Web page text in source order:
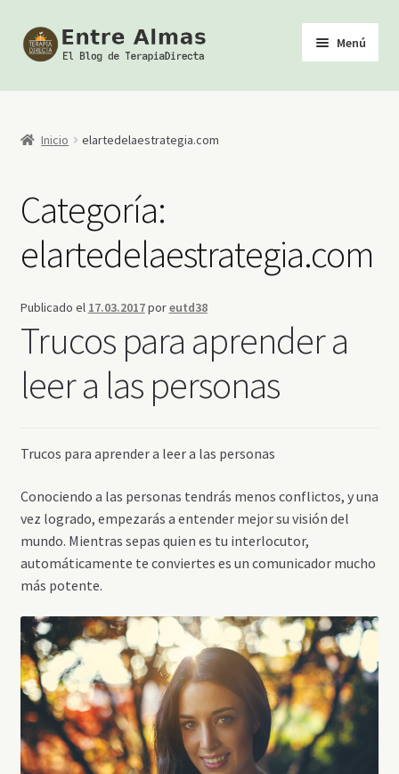
Ir
a
Ir
al
Menú
Inicio
TerapiaDirecta
Biblioteca Esotérica
Youtube
Inicio elartedelaestrategia.com
Categoría:
elartedelaestrategia.com
Publicado el 17.03.2017poreutd38
Trucos para aprender a
leer a las personas
Trucos para aprender a leer a las personas
Conociendo a las personas tendrás menos conflictos, y una
vez logrado, empezarás a entender mejor su visión del
mundo. Mientras sepas quien es tu interlocutor,
automáticamente te conviertes es un comunicador mucho
más potente.